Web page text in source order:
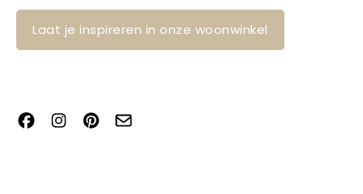
Laat je inspireren in onze woonwinkel